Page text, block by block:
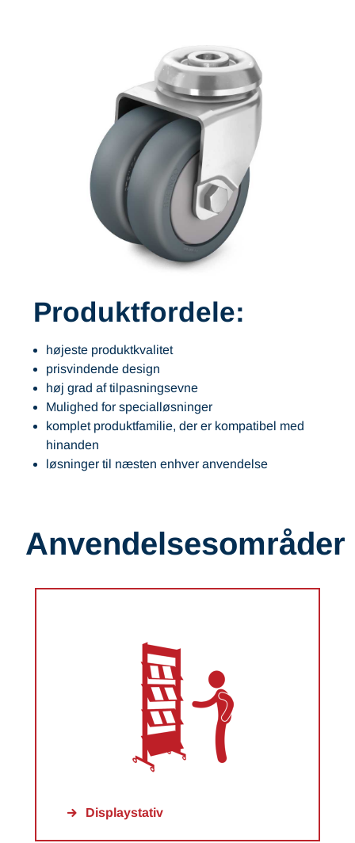
Produktfordele:
højeste produktkvalitet
prisvindende design
høj grad af tilpasningsevne
Mulighed for specialløsninger
komplet produktfamilie, der er kompatibel med
hinanden
løsninger til næsten enhver anvendelse
Anvendelsesområder
Displaystativ